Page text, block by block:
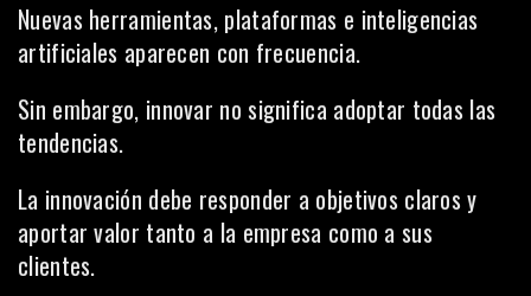
Nuevas herramientas, plataformas e inteligencias
artificiales aparecen con frecuencia.
Sin embargo, innovar no significa adoptar todas las
tendencias.
La innovación debe responder a objetivos claros y
aportar valor tanto a la empresa como a sus
clientes.